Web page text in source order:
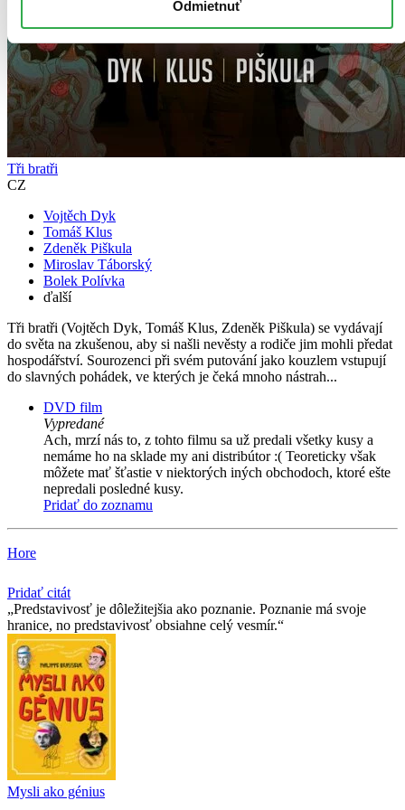
Odmietnuť
Tři bratři
CZ
Vojtěch Dyk
Tomáš Klus
Zdeněk Piškula
Miroslav Táborský
Bolek Polívka
ďalší
Tři bratři (Vojtěch Dyk, Tomáš Klus, Zdeněk Piškula) se vydávají
do světa na zkušenou, aby si našli nevěsty a rodiče jim mohli předat
hospodářství. Sourozenci při svém putování jako kouzlem vstupují
do slavných pohádek, ve kterých je čeká mnoho nástrah...
DVD film
Vypredané
Ach, mrzí nás to, z tohto filmu sa už predali všetky kusy a
nemáme ho na sklade my ani distribútor :( Teoreticky však
môžete mať šťastie v niektorých iných obchodoch, ktoré ešte
nepredali posledné kusy.
Pridať do zoznamu
Hore
Pridať citát
Predstavivosť je dôležitejšia ako poznanie. Poznanie má svoje
hranice, no predstavivosť obsiahne celý vesmír.
Mysli ako génius